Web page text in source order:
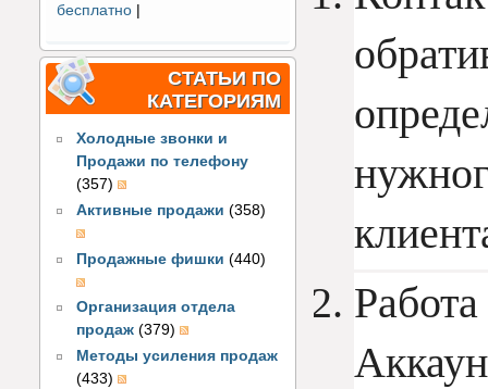
бесплатно |
СТАТЬИ ПО
КАТЕГОРИЯМ
Холодные звонки и
Продажи по телефону
(357)
Активные продажи (358)
Продажные фишки (440)
Организация отдела
продаж (379)
Методы усиления продаж
(433)